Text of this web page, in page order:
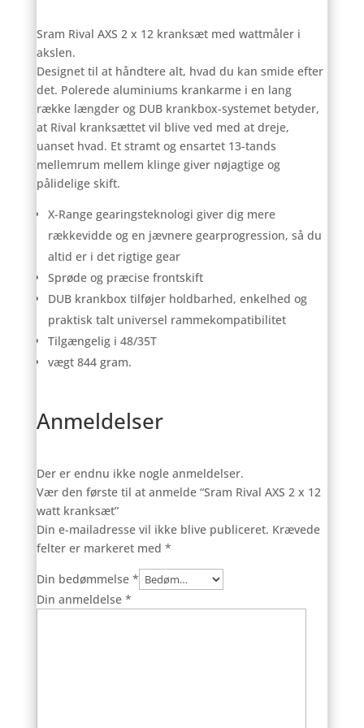
Sram Rival AXS 2 x 12 kranksæt med wattmåler i
akslen.
Designet til at håndtere alt, hvad du kan smide efter
det. Polerede aluminiums krankarme i en lang
række længder og DUB krankbox-systemet betyder,
at Rival kranksættet vil blive ved med at dreje,
uanset hvad. Et stramt og ensartet 13-tands
mellemrum mellem klinge giver nøjagtige og
pålidelige skift.
X-Range gearingsteknologi giver dig mere
rækkevidde og en jævnere gearprogression, så du
altid er i det rigtige gear
Sprøde og præcise frontskift
DUB krankbox tilføjer holdbarhed, enkelhed og
praktisk talt universel rammekompatibilitet
Tilgængelig i 48/35T
vægt 844 gram.
Anmeldelser
Der er endnu ikke nogle anmeldelser.
Vær den første til at anmelde “Sram Rival AXS 2 x 12
watt kranksæt”
Din e-mailadresse vil ikke blive publiceret. Krævede
felter er markeret med *
Din bedømmelse *
Din anmeldelse *